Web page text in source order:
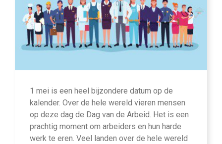
1 mei is een heel bijzondere datum op de
kalender. Over de hele wereld vieren mensen
op deze dag de Dag van de Arbeid. Het is een
prachtig moment om arbeiders en hun harde
werk te eren. Veel landen over de hele wereld